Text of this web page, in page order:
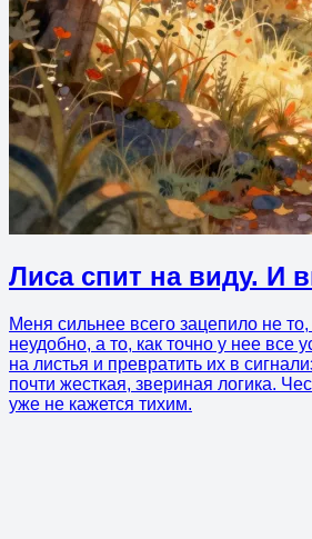
Лиса спит на виду. И
Меня сильнее всего зацепило не
неудобно, а то, как точно у нее все
на листья и превратить их в
почти жесткая, звериная логика.
уже не кажется тихим.